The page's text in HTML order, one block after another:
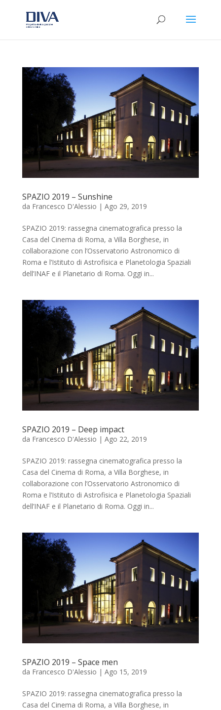
SPAZIO 2019 – Sunshine
da Francesco D'Alessio | Ago 29, 2019
SPAZIO 2019: rassegna cinematografica presso la
Casa del Cinema di Roma, a Villa Borghese, in
collaborazione con l’Osservatorio Astronomico di
Roma e l’Istituto di Astrofisica e Planetologia Spaziali
dell’INAF e il Planetario di Roma. Oggi in...
SPAZIO 2019 – Deep impact
da Francesco D'Alessio | Ago 22, 2019
SPAZIO 2019: rassegna cinematografica presso la
Casa del Cinema di Roma, a Villa Borghese, in
collaborazione con l’Osservatorio Astronomico di
Roma e l’Istituto di Astrofisica e Planetologia Spaziali
dell’INAF e il Planetario di Roma. Oggi in...
SPAZIO 2019 – Space men
da Francesco D'Alessio | Ago 15, 2019
SPAZIO 2019: rassegna cinematografica presso la
Casa del Cinema di Roma, a Villa Borghese, in